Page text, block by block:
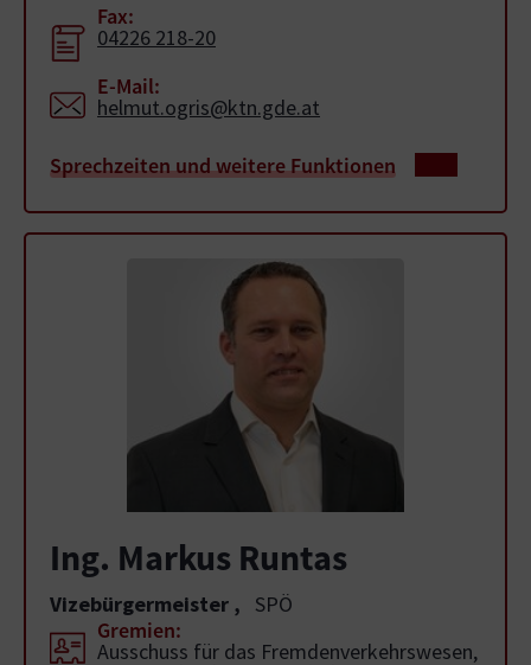
Fax:
04226 218-20
E-Mail:
helmut.ogris@ktn.gde.at
Sprechzeiten und weitere Funktionen
Ing. Markus Runtas
Vizebürgermeister ,
SPÖ
Gremien:
Ausschuss für das Fremdenverkehrswesen,